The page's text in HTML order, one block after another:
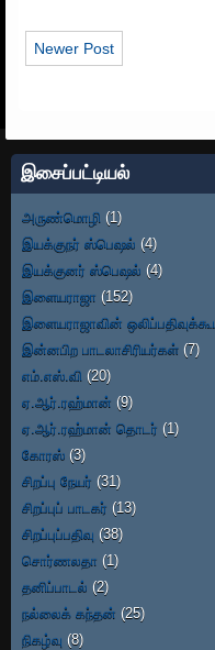
Newer Post
இசைப்பட்டியல்
அருண்மொழி (1)
இயக்குநர் ஸ்பெஷல் (4)
இயக்குனர் ஸ்பெஷல் (4)
இளையராஜா (152)
இளையராஜாவின்
இன்னபிற பாடலாசிரியர்கள் (7)
எம்.எஸ்.வி (20)
ஏ.ஆர்.ரஹ்மான் (9)
ஏ.ஆர்.ரஹ்மான் தொடர் (1)
கோரஸ் (3)
சிறப்பு நேயர் (31)
சிறப்புப் பாடகர் (13)
சிறப்புப்பதிவு (38)
சொர்ணலதா (1)
தனிப்பாடல் (2)
நல்லைக் கந்தன் (25)
நிகழ்வு (8)